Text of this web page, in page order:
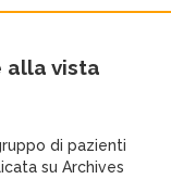
alla vista
di pazienti
su Archives